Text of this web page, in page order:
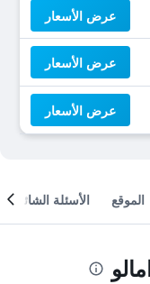
عرض الأسعار
عرض الأسعار
عرض الأسعار
الموقع الأسئلة الشائعة